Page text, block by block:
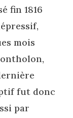
fin 1816
mois
fut donc
par